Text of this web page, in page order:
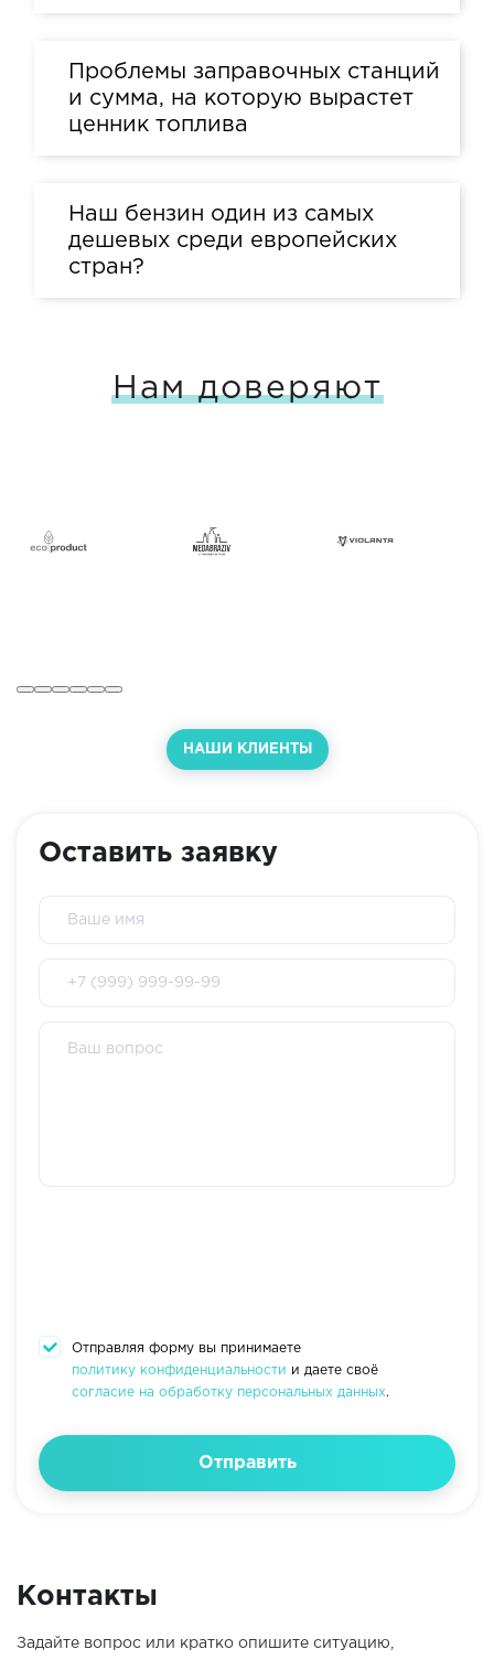
Проблемы заправочных станций
и сумма, на которую вырастет
ценник топлива
Наш бензин один из самых
дешевых среди европейских
стран?
Нам доверяют
НАШИ КЛИЕНТЫ
Контакты
Задайте вопрос или кратко опишите ситуацию,
Оставить заявку
Отправляя форму вы принимаете
политику конфиденциальности и даете своё
согласие на обработку персональных данных.
Отправить